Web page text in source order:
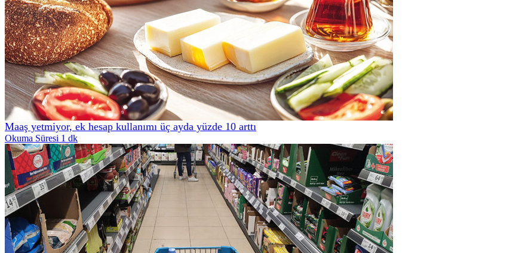
Maaş yetmiyor, ek hesap kullanımı üç ayda yüzde 10 arttı
Okuma Süresi 1 dk